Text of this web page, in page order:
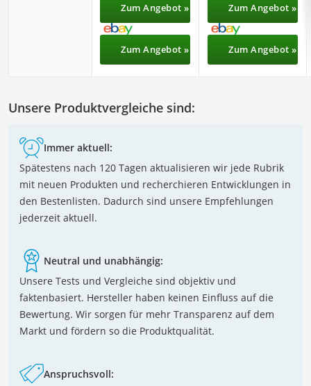
Zum Angebot »
Zum Angebot »
Zum Angebot »
Zum Angebot »
Unsere Produktvergleiche sind:
Immer aktuell:
Spätestens nach 120 Tagen aktualisieren wir jede Rubrik
mit neuen Produkten und recherchieren Entwicklungen in
den Bestenlisten. Dadurch sind unsere Empfehlungen
jederzeit aktuell.
Neutral und unabhängig:
Unsere Tests und Vergleiche sind objektiv und
faktenbasiert. Hersteller haben keinen Einfluss auf die
Bewertung. Wir sorgen für mehr Transparenz auf dem
Markt und fördern so die Produktqualität.
Anspruchsvoll: